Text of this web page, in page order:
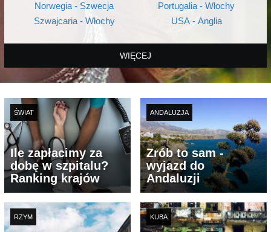
Norwegia - Szwecja
Szwajcaria - Włochy
Portugalia - Włochy
USA - Anglia
WIĘCEJ
ŚWIAT
Ile zapłacimy za
dobę w szpitalu?
Ranking krajów
ANDALUZJA
Zrób to sam -
wyjazd do
Andaluzji
RZYM KUBA